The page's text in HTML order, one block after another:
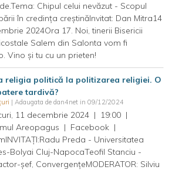
Chipul celui nevăzut - Scopul
în credința creștinăInvitat: Dan Mitra14
2024Ora 17. Noi, tinerii Bisericii
Salem din Salonta vom fi
Vino și tu cu un prieten!
religia politică la politizarea religiei. O
tardivă?
| Adaugata de dan4net in 09/12/2024
11 decembrie 2024 | 19:00 |
Areopagus | Facebook |
Preda - Universitatea
Bolyai Cluj-NapocaTeofil Stanciu -
șef, ConvergențeMODERATOR: Silviu